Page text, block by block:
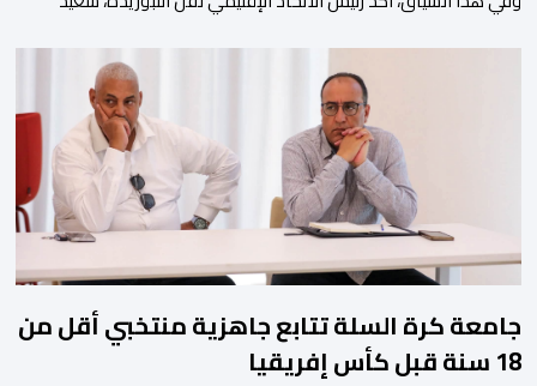
ولم تخل هذه الدورة من مؤشرات إيجابية على مستوى تنوعالمشاركة،
وتبرز هذه الأرقام الحجم الكبير الذي باتت تعرفه تظاهرةالتبوريدة
ومن المرتقب أن تعرف فعاليات الموسم إقبالا جماهيريا
واسعا،في ظل الشغف الكبير الذي يحظى به فن التبوريدة، باعتبارهأحد
جامعة كرة السلة تتابع جاهزية منتخبي أقل من
18 سنة قبل كأس إفريقيا